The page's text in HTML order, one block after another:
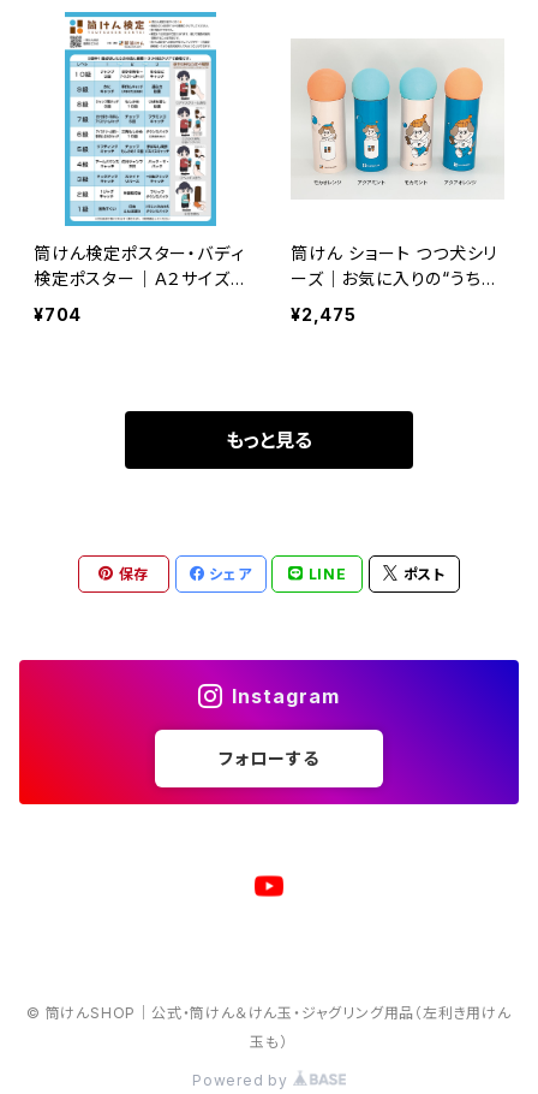
筒けん検定ポスター・バディ
検定ポスター｜Ａ２サイズ
／420mm×594mm
¥704
筒けん ショート つつ犬シリ
ーズ｜お気に入りの“うちの
子”気分で楽しむ
¥2,475
もっと見る
保存 シェア LINE ポスト
Instagram
フォローする
© 筒けんSHOP｜公式・筒けん＆けん玉・ジャグリング用品（左利き用けん
玉も）
Powered by